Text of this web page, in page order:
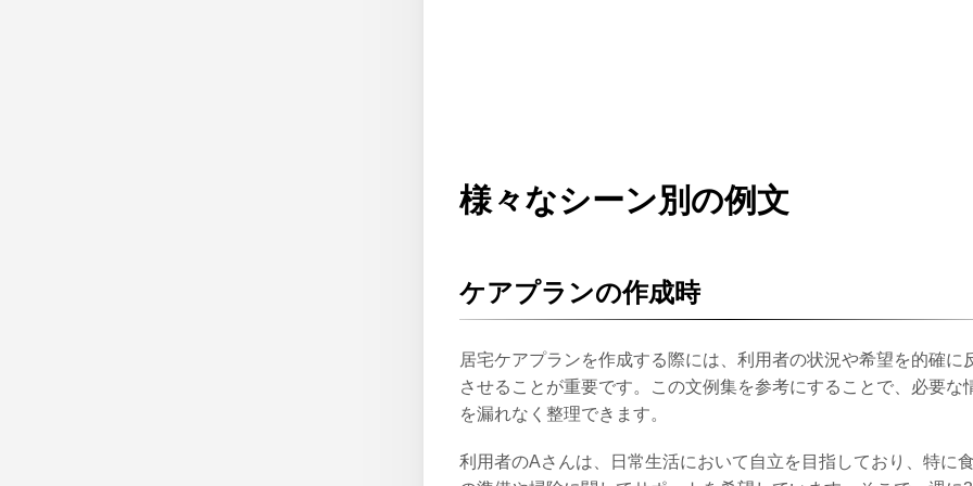
様々なシーン別の例文
ケアプランの作成時
居宅ケアプランを作成する際には、利用者の状況や希望を的確に
させることが重要です。この文例集を参考にすることで、必要な
を漏れなく整理できます。
利用者のAさんは、日常生活において自立を目指しており、特に